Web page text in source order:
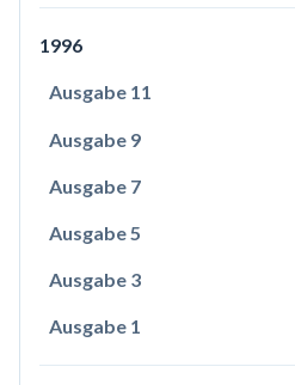
1996
Ausgabe 11
Ausgabe 9
Ausgabe 7
Ausgabe 5
Ausgabe 3
Ausgabe 1